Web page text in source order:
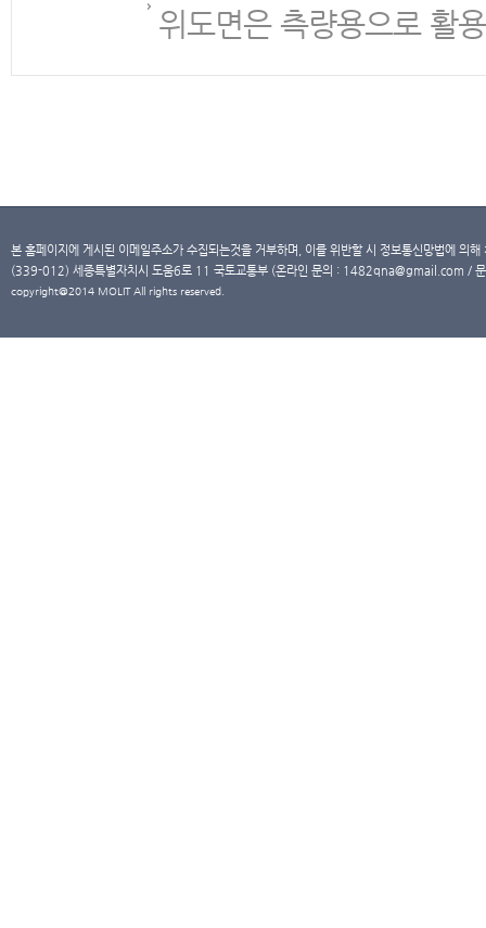
위도면은 측량용으로 활
본 홈페이지에 게시된 이메일주소가 수집되는것을 거부하며, 이를 위반할 시 정보통신망법에 의
(339-012) 세종특별자치시 도움6로 11 국토교통부 (온라인 문의 : 1482qna@gmail.com /
copyright@2014 MOLIT All rights reserved.